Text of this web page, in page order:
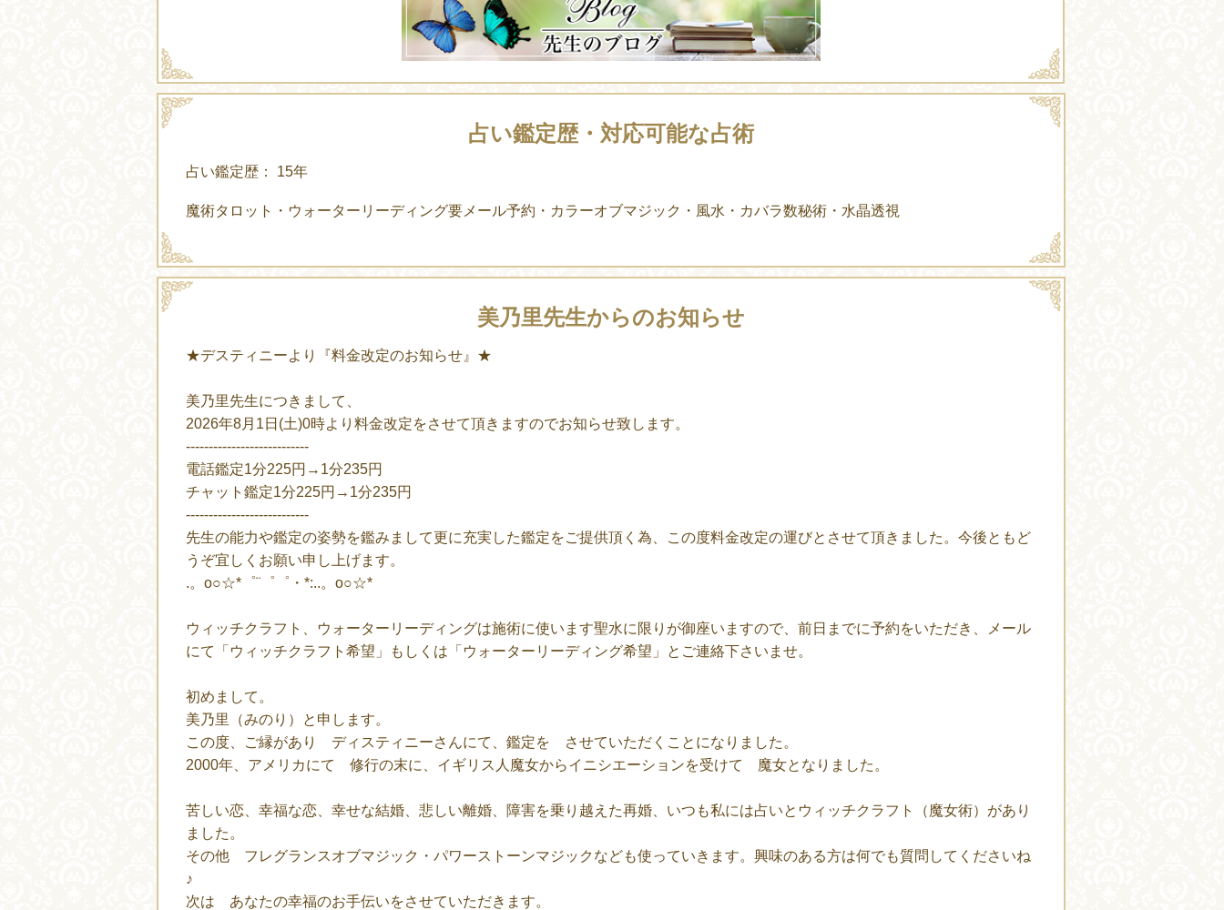
占い鑑定歴・対応可能な占術
占い鑑定歴： 15年
魔術タロット・ウォーターリーディング要メール予約・カラーオブマジック・風水・カバラ数秘術・水晶透視
美乃里先生からのお知らせ
★デスティニーより『料金改定のお知らせ』★
美乃里先生につきまして、
2026年8月1日(土)0時より料金改定をさせて頂きますのでお知らせ致します。
---------------------------
電話鑑定1分225円→1分235円
チャット鑑定1分225円→1分235円
---------------------------
先生の能力や鑑定の姿勢を鑑みまして更に充実した鑑定をご提供頂く為、この度料金改定の運びとさせて頂きました。今後ともど
うぞ宜しくお願い申し上げます。
.。o○☆*゜¨゜゜・*:..。o○☆*
ウィッチクラフト、ウォーターリーディングは施術に使います聖水に限りが御座いますので、前日までに予約をいただき、メール
にて「ウィッチクラフト希望」もしくは「ウォーターリーディング希望」とご連絡下さいませ。
初めまして。
美乃里（みのり）と申します。
この度、ご縁があり ディスティニーさんにて、鑑定を させていただくことになりました。
2000年、アメリカにて 修行の末に、イギリス人魔女からイニシエーションを受けて 魔女となりました。
苦しい恋、幸福な恋、幸せな結婚、悲しい離婚、障害を乗り越えた再婚、いつも私には占いとウィッチクラフト（魔女術）があり
ました。
その他 フレグランスオブマジック・パワーストーンマジックなども使っていきます。興味のある方は何でも質問してくださいね
♪
次は あなたの幸福のお手伝いをさせていただきます。